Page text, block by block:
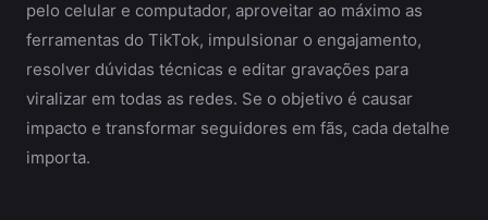
pelo celular e computador, aproveitar ao máximo as
ferramentas do TikTok, impulsionar o engajamento,
resolver dúvidas técnicas e editar gravações para
viralizar em todas as redes. Se o objetivo é causar
impacto e transformar seguidores em fãs, cada detalhe
importa.